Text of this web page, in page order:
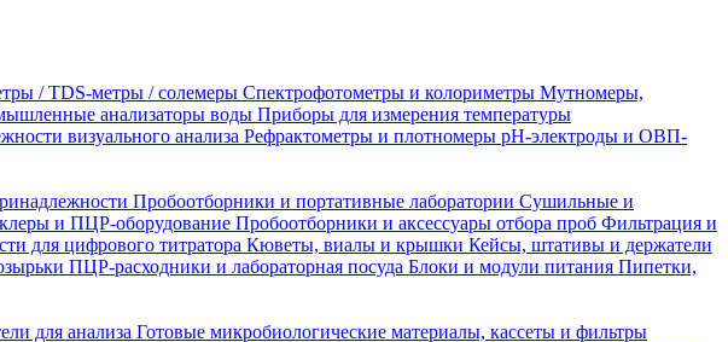
/ TDS-метры / солемеры Спектрофотометры и колориметры Мутномеры,
анализаторы воды Приборы для измерения температуры
визуального анализа Рефрактометры и плотномеры pH-электроды и ОВП-
Пробоотборники и портативные лаборатории Сушильные и
и ПЦР-оборудование Пробоотборники и аксессуары отбора проб Фильтрация и
для цифрового титратора Кюветы, виалы и крышки Кейсы, штативы и держатели
ПЦР-расходники и лабораторная посуда Блоки и модули питания Пипетки,
для анализа Готовые микробиологические материалы, кассеты и фильтры